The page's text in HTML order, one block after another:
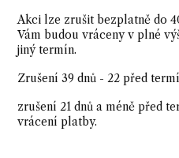
Akci lze zrušit bezplatně do
Vám budou vráceny v plné
jiný termín.
Zrušení 39 dnů - 22 před
zrušení 21 dnů a méně před
vrácení platby.